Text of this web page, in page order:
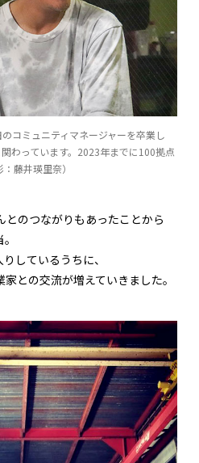
コミュニティマネージャーを卒業し
わっています。2023年までに100拠点
藤井瑛里奈）
とのつながりもあったことから
しているうちに、
との交流が増えていきました。